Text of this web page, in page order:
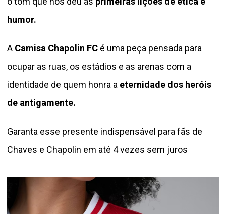
humor.
A Camisa Chapolin FC é uma peça pensada para
ocupar as ruas, os estádios e as arenas com a
identidade de quem honra a eternidade dos heróis
de antigamente.
Garanta esse presente indispensável para fãs de
Chaves e Chapolin em até 4 vezes sem juros